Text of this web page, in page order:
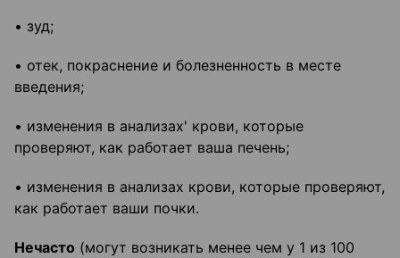
• зуд;
• отек, покраснение и болезненность в месте
введения;
• изменения в анализах' крови, которые
проверяют, как работает ваша печень;
• изменения в анализах крови, которые проверяют,
как работает ваши почки.
Нечасто (могут возникать менее чем у 1 из 100